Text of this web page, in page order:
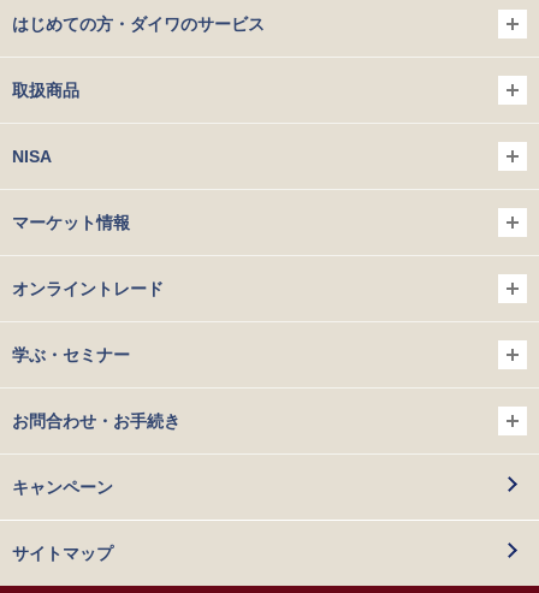
はじめての方・ダイワのサービス
取扱商品
NISA
マーケット情報
オンライントレード
学ぶ・セミナー
お問合わせ・お手続き
キャンペーン
サイトマップ